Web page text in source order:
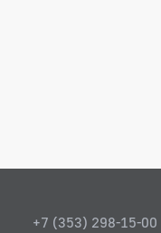
+7 (353) 298-15-00